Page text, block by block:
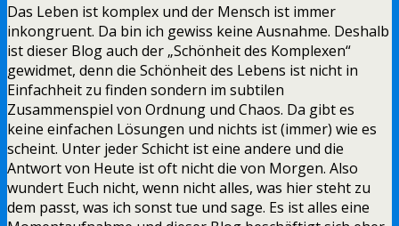
Das Leben ist komplex und der Mensch ist immer
inkongruent. Da bin ich gewiss keine Ausnahme. Deshalb
ist dieser Blog auch der „Schönheit des Komplexen“
gewidmet, denn die Schönheit des Lebens ist nicht in
Einfachheit zu finden sondern im subtilen
Zusammenspiel von Ordnung und Chaos. Da gibt es
keine einfachen Lösungen und nichts ist (immer) wie es
scheint. Unter jeder Schicht ist eine andere und die
Antwort von Heute ist oft nicht die von Morgen. Also
wundert Euch nicht, wenn nicht alles, was hier steht zu
dem passt, was ich sonst tue und sage. Es ist alles eine